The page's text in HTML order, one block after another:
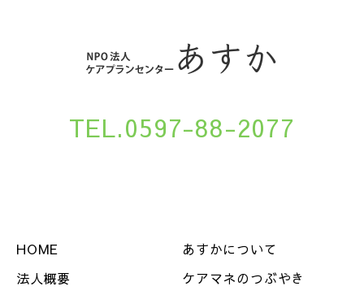
TEL.0597-88-2077
HOME
あすかについて
法人概要
ケアマネのつぶやき